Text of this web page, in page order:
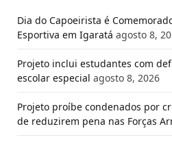
Dia do Capoeirista é
Esportiva em Igaratá agosto 8,
Projeto inclui estudantes com
escolar especial agosto 8, 2026
Projeto proíbe condenados por
de reduzirem pena nas Forças